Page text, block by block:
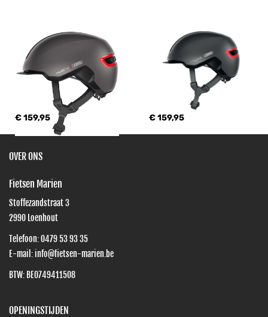
€ 159,95 € 159,95
OVER ONS
Fietsen Marien
Stoffezandstraat 3
2990 Loenhout
Telefoon:0479 53 93 35
E-mail: info@fietsen-marien.be
BTW: BE0749411508
OPENINGSTIJDEN